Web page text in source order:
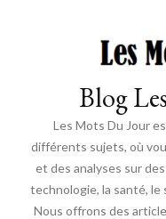
Blog
Les Mots Du Jour
différents sujets, où
et des analyses sur
technologie, la santé,
Nous offrons des